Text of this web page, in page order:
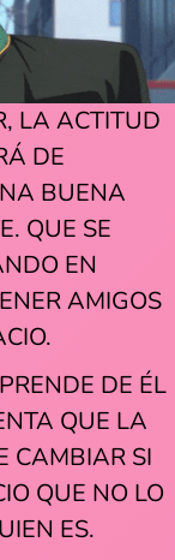
LA ACTITUD
DE
BUENA
QUE SE
EN
AMIGOS
DE ÉL
QUE LA
CAMBIAR SI
QUE NO LO
ES.